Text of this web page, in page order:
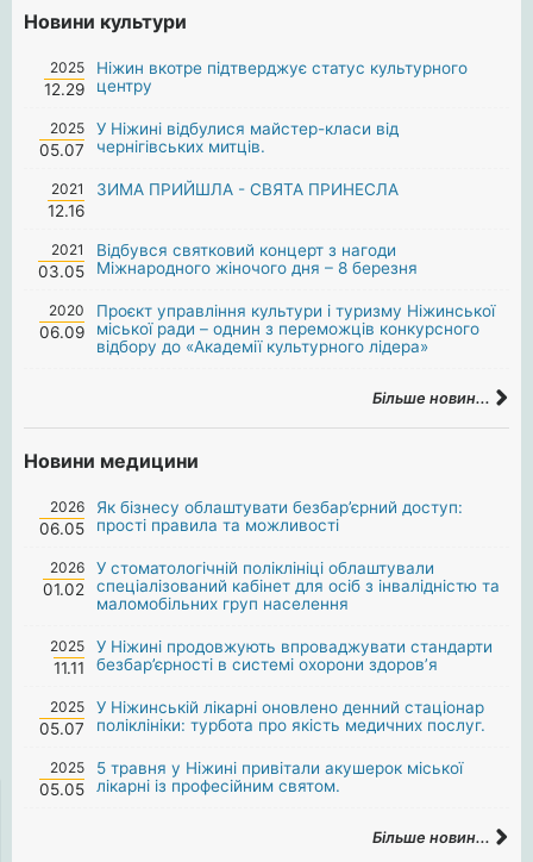
Новини культури
2025
12.29
Ніжин вкотре підтверджує статус культурного
центру
2025
05.07
У Ніжині відбулися майстер-класи від
чернігівських митців.
2021
12.16
ЗИМА ПРИЙШЛА - СВЯТА ПРИНЕСЛА
2021
03.05
Відбувся святковий концерт з нагоди
Міжнародного жіночого дня – 8 березня
2020
06.09
Проєкт управління культури і туризму Ніжинської
міської ради – однин з переможців конкурсного
відбору до «Академії культурного лідера»
Більше новин...
Новини медицини
2026
06.05
Як бізнесу облаштувати безбар’єрний доступ:
прості правила та можливості
2026
01.02
У стоматологічній поліклініці облаштували
спеціалізований кабінет для осіб з інвалідністю та
маломобільних груп населення
2025
11.11
У Ніжині продовжують впроваджувати стандарти
безбар’єрності в системі охорони здоров’я
2025
05.07
У Ніжинській лікарні оновлено денний стаціонар
поліклініки: турбота про якість медичних послуг.
2025
05.05
5 травня у Ніжині привітали акушерок міської
лікарні із професійним святом.
Більше новин...